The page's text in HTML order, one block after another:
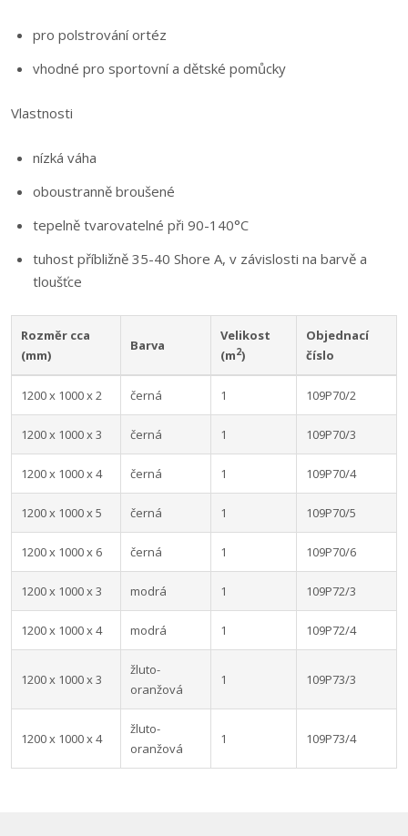
pro polstrování ortéz
vhodné pro sportovní a dětské pomůcky
Vlastnosti
nízká váha
oboustranně broušené
tepelně tvarovatelné při 90-140°C
tuhost příbližně 35-40 Shore A, v závislosti na barvě a
tloušťce
Rozměr cca
(mm)
Barva
Velikost
(m2)
Objednací
číslo
1200 x 1000 x 2 černá 1 109P70/2
1200 x 1000 x 3 černá 1 109P70/3
1200 x 1000 x 4 černá 1 109P70/4
1200 x 1000 x 5 černá 1 109P70/5
1200 x 1000 x 6 černá 1 109P70/6
1200 x 1000 x 3 modrá 1 109P72/3
1200 x 1000 x 4 modrá 1 109P72/4
1200 x 1000 x 3
žluto-
oranžová
1 109P73/3
1200 x 1000 x 4
žluto-
oranžová
1 109P73/4